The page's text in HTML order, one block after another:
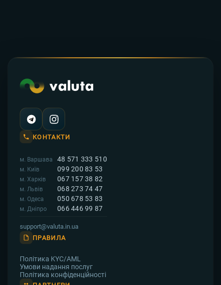
КОНТАКТИ
м. Варшава 48 571 333 510
м. Київ 099 200 83 53
м. Харків 067 157 38 82
м. Львів 068 273 74 47
м. Одеса 050 678 53 83
м. Дніпро 066 446 99 87
support@valuta.in.ua
ПРАВИЛА
Політика KYC/AML
Умови надання послуг
Політика конфіденційності